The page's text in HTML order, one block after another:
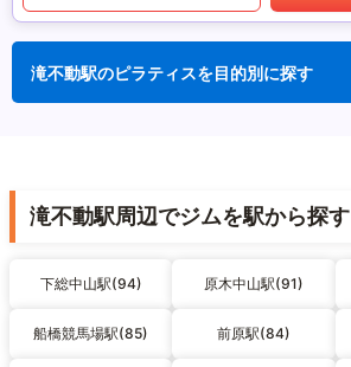
滝不動駅のピラティスを目的別に探す
滝不動駅周辺でジムを駅から探す
下総中山駅(94) 原木中山駅(91)
船橋競馬場駅(85) 前原駅(84)